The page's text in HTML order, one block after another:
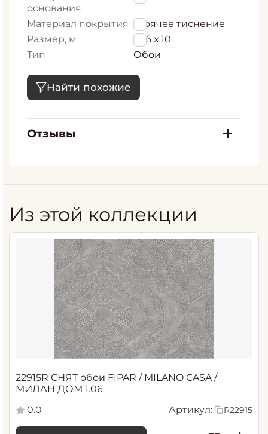
основания
Материал покрытия Горячее тиснение
Размер, м
1,06 х 10
Тип
Обои
Найти похожие
Отзывы
Из этой коллекции
22915R СНЯТ обои FIPAR / MILANO CASA /
МИЛАН ДОМ 1.06
0.0
Артикул: R22915